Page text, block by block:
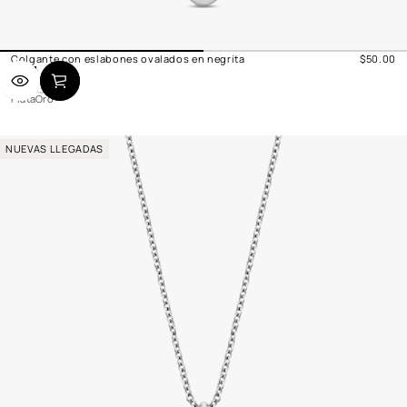
Colgante con eslabones ovalados en negrita
Precio
$50.00
P
l
a
O
r
o
PlataOro
NUEVAS LLEGADAS